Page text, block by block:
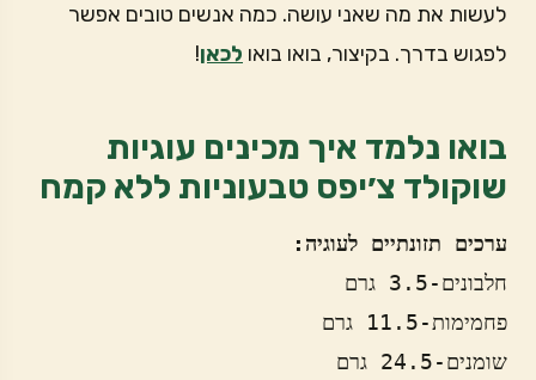
לעשות את מה שאני עושה. כמה אנשים טובים אפשר
לפגוש בדרך. בקיצור, בואו בואו לכאן!
בואו נלמד איך מכינים עוגיות
שוקולד צ׳יפס טבעוניות ללא קמח
ערכים תזונתיים לעוגיה:
חלבונים-3.5 גרם
פחמימות-11.5 גרם
שומנים-24.5 גרם